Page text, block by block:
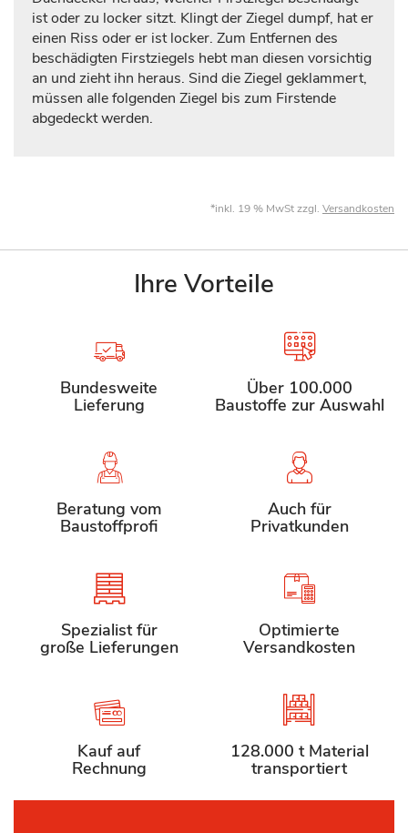
ist oder zu locker sitzt. Klingt der Ziegel dumpf, hat er
einen Riss oder er ist locker. Zum Entfernen des
beschädigten Firstziegels hebt man diesen vorsichtig
an und zieht ihn heraus. Sind die Ziegel geklammert,
müssen alle folgenden Ziegel bis zum Firstende
abgedeckt werden.
*inkl. 19 % MwSt zzgl. Versandkosten
Ihre Vorteile
Bundesweite
Lieferung
Über 100.000
Baustoffe zur Auswahl
Beratung vom
Baustoffprofi
Auch für
Privatkunden
Spezialist für
große Lieferungen
Optimierte
Versandkosten
Kauf auf
Rechnung
128.000 t Material
transportiert